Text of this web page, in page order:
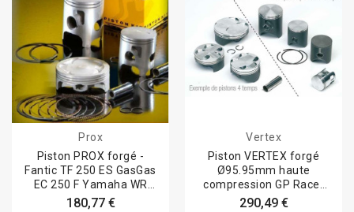
Prox
Piston PROX forgé -
Fantic TF 250 ES GasGas
EC 250 F Yamaha WR
250 F / YZ 250...
180,77 €
Vertex
Piston VERTEX forgé
Ø95.95mm haute
compression GP Racer
Kawasaki KX450
290,49 €